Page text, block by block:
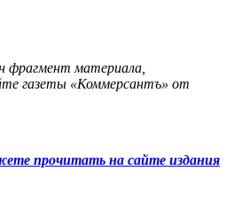
фрагмент материала,
газеты «Коммерсантъ» от
прочитать на сайте издания